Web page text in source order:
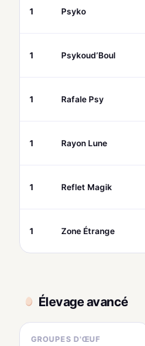
1 Psyko
1 Psykoud’Boul
1 Rafale Psy
1 Rayon Lune
1 Reflet Magik
1 Zone Étrange
Élevage avancé
GROUPES D'ŒUF